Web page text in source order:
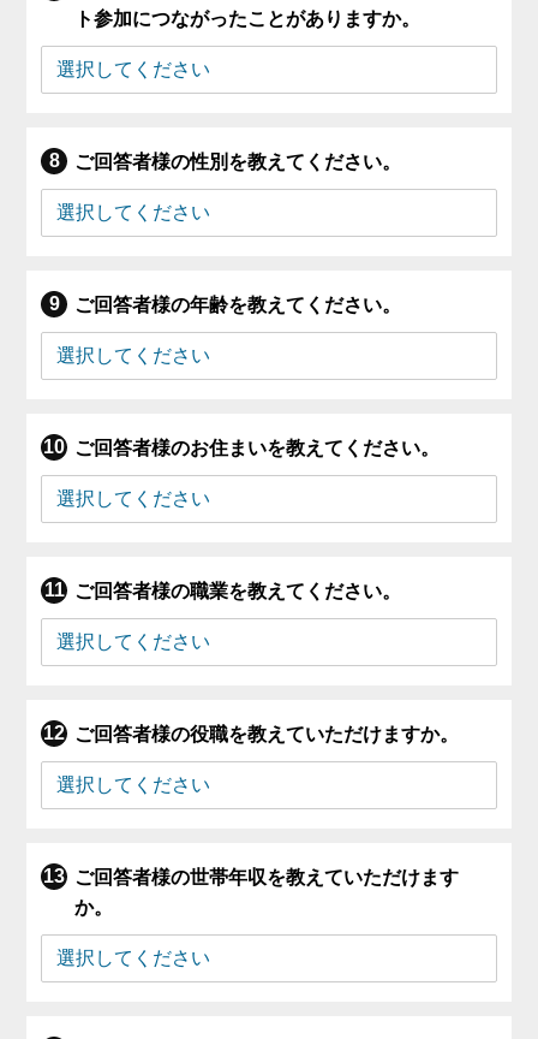
ト参加につながったことがありますか。
ご回答者様の性別を教えてください。
ご回答者様の年齢を教えてください。
ご回答者様のお住まいを教えてください。
ご回答者様の職業を教えてください。
ご回答者様の役職を教えていただけますか。
ご回答者様の世帯年収を教えていただけます
か。